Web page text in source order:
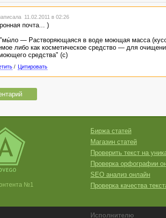
11.02.2011 в 02:26
почта... )
— Растворяющаяся в воде моющая масса
либо как косметическое средство — для
средства" (с)
/ Цитировать
№1
Биржа статей
Магазин статей
Проверить текст на
Проверка орфографии
SEO анализ онлайн
Проверка качества
Исполнителю